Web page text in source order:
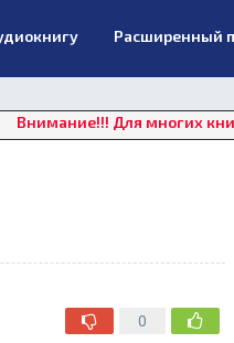
Расширенный
Для многих книг в
0